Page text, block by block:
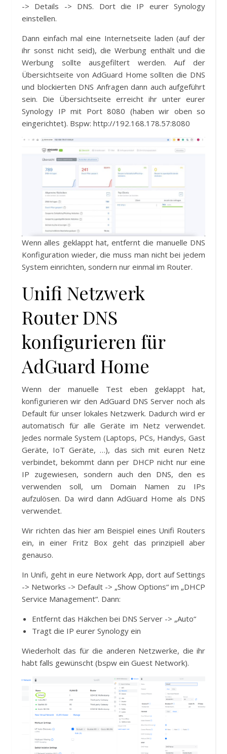
-> Details -> DNS. Dort die IP eurer Synology
einstellen.
Dann einfach mal eine Internetseite laden (auf der
ihr sonst nicht seid), die Werbung enthält und die
Werbung sollte ausgefiltert werden. Auf der
Übersichtseite von AdGuard Home sollten die DNS
und blockierten DNS Anfragen dann auch aufgeführt
sein. Die Übersichtseite erreicht ihr unter eurer
Synology IP mit Port 8080 (haben wir oben so
eingerichtet). Bspw: http://192.168.178.57:8080
Wenn alles geklappt hat, entfernt die manuelle DNS
Konfiguration wieder, die muss man nicht bei jedem
System einrichten, sondern nur einmal im Router.
Unifi Netzwerk
Router DNS
konfigurieren für
AdGuard Home
Wenn der manuelle Test eben geklappt hat,
konfigurieren wir den AdGuard DNS Server noch als
Default für unser lokales Netzwerk. Dadurch wird er
automatisch für alle Geräte im Netz verwendet.
Jedes normale System (Laptops, PCs, Handys, Gast
Geräte, IoT Geräte, …), das sich mit euren Netz
verbindet, bekommt dann per DHCP nicht nur eine
IP zugewiesen, sondern auch den DNS, den es
verwenden soll, um Domain Namen zu IPs
aufzulösen. Da wird dann AdGuard Home als DNS
verwendet.
Wir richten das hier am Beispiel eines Unifi Routers
ein, in einer Fritz Box geht das prinzipiell aber
genauso.
In Unifi, geht in eure Network App, dort auf Settings
-> Networks -> Default -> „Show Options“ im „DHCP
Service Management“. Dann:
Entfernt das Häkchen bei DNS Server -> „Auto“
Tragt die IP eurer Synology ein
Wiederholt das für die anderen Netzwerke, die ihr
habt falls gewünscht (bspw ein Guest Network).